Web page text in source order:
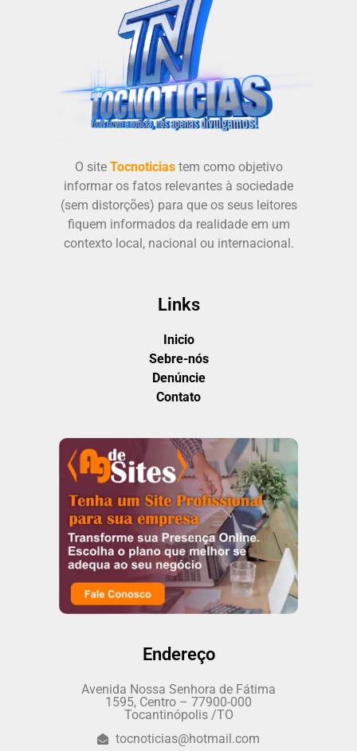
O site Tocnoticiastem como objetivo
informar os fatos relevantes à sociedade
(sem distorções) para que os seus leitores
fiquem informados da realidade em um
contexto local, nacional ou internacional.
Links
Inicio
Sebre-nós
Denúncie
Contato
Endereço
Avenida Nossa Senhora de Fátima
1595, Centro – 77900-000
Tocantinópolis /TO
tocnoticias@hotmail.com